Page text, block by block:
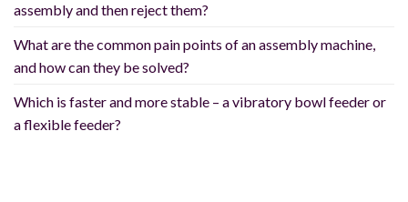
assembly and then reject them?
What are the common pain points of an assembly machine,
and how can they be solved?
Which is faster and more stable – a vibratory bowl feeder or
a flexible feeder?